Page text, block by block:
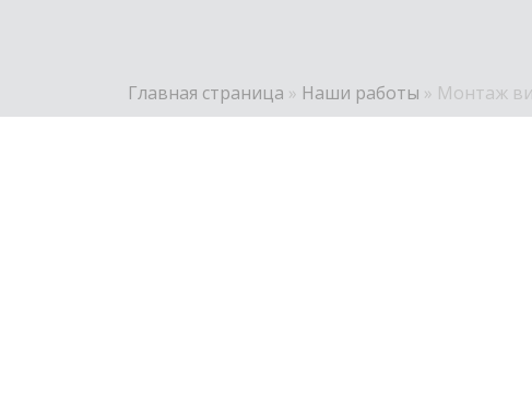
Главная страница » Наши работы » Монтаж